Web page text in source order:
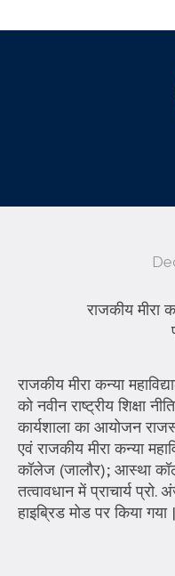
राजकीय मीरा
राजकीय मीरा कन्या
को नवीन राष्ट्रीय शिक्षा
कार्यशाला का आयोजन
एवं राजकीय मीरा कन्या
कॉलेज (जालौर); आस्था
तत्वावधान में प्राचार्य
हाइब्रिड मोड पर किया गया |